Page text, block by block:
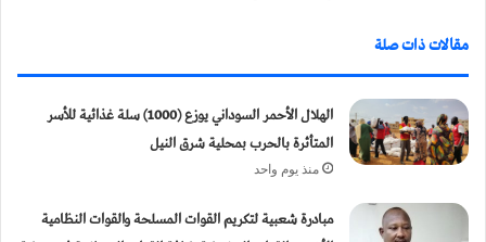
مقالات ذات صلة
الهلال الأحمر السوداني يوزع (1000) سلة غذائية للأسر
المتأثرة بالحرب بمحلية شرق النيل
منذ يوم واحد
مبادرة شعبية لتكريم القوات المسلحة والقوات النظامية